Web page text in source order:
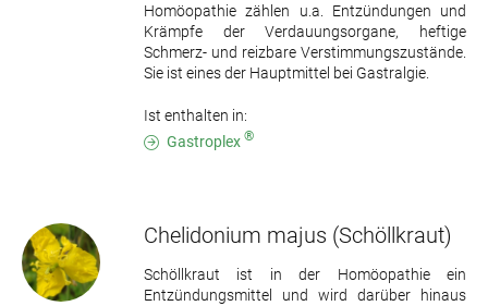
Homöopathie zählen u.a. Entzündungen und
Krämpfe der Verdauungsorgane, heftige
Schmerz- und reizbare Verstimmungszustände.
Sie ist eines der Hauptmittel bei Gastralgie.
Ist enthalten in:
Gastroplex ®
Chelidonium majus (Schöllkraut)
Schöllkraut ist in der Homöopathie ein
Entzündungsmittel und wird darüber hinaus